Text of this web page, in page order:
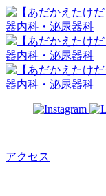
アクセス